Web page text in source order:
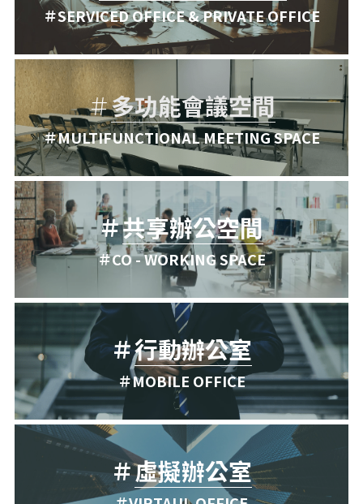
＃SERVICED OFFICE & PRIVATE OFFICE
＃多功能會議空間
＃MULTIFUNCTIONAL MEETING SPACE
＃共享辦公空間
＃CO - WORKING SPACE
＃行動辦公室
＃MOBILE OFFICE
＃虛擬辦公室